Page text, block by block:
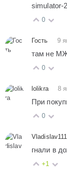
simulator-
0
Гость 9
там не
0
lolikra 8
При
0
гнали в
+1